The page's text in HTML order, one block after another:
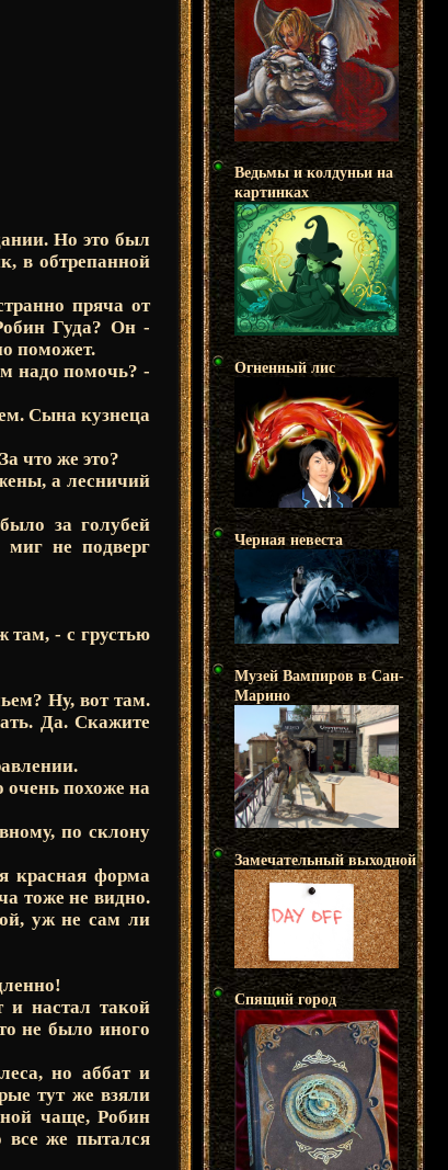
Но это был
в обтрепанной
пряча от
Гуда? Он -
поможет.
надо помочь? -
Сына кузнеца
что же это?
а лесничий
за голубей
не подверг
там, - с грустью
Ну, вот там.
Да. Скажите
похоже на
по склону
красная форма
тоже не видно.
уж не сам ли
и настал такой
не было иного
но аббат и
тут же взяли
чаще, Робин
все же пытался
Ведьмы и колдуньи на
картинках
Огненный лис
Черная невеста
Музей Вампиров в Сан-
Марино
Замечательный выходной
Спящий город